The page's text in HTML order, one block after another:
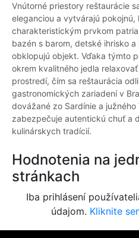
Vnútorné priestory reštaurácie
eleganciou a vytvárajú pokojnú,
charakteristickým prvkom
bazén s barom, detské ihrisko
obklopujú objekt. Vďaka týmto
okrem kvalitného jedla
prostredí, čím sa reštaurácia
gastronomických zariadení v
dovážané zo Sardínie a južného
zabezpečuje autentickú chuť a
kulinárskych tradícií.
Hodnotenia na
stránkach
Iba prihlásení
údajom. Kliknite